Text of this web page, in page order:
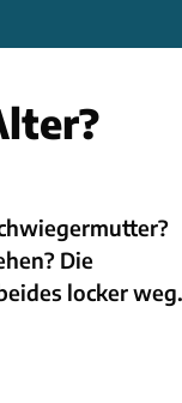
Die
locker weg.